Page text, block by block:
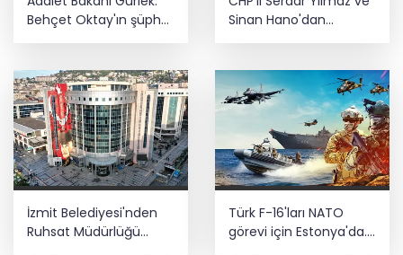
Behçet Oktay'ın şüpheli
incelenecek
Sinan Hano'dan
İzmit Belediyesi'nden
Ruhsat Müdürlüğü
Türk F-16'ları NATO
görevi için Estonya'da...